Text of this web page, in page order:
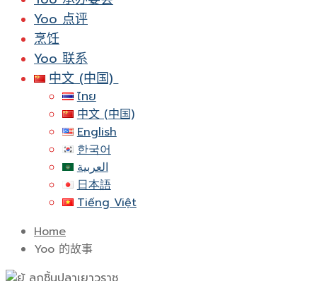
Yoo 点评
烹饪
Yoo 联系
中文 (中国)
ไทย
中文 (中国)
English
한국어
العربية
日本語
Tiếng Việt
Home
Yoo 的故事